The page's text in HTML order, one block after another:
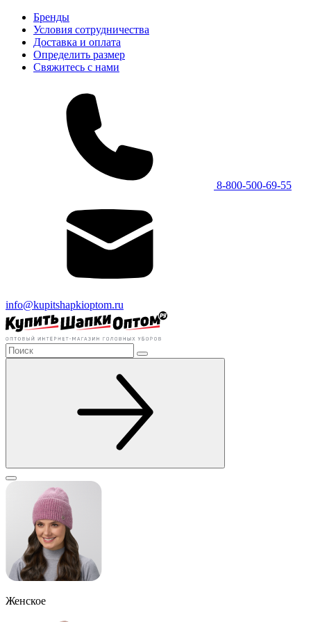
Бренды
Условия сотрудничества
Доставка и оплата
Определить размер
Свяжитесь с нами
8-800-500-69-55
info@kupitshapkioptom.ru
Женское